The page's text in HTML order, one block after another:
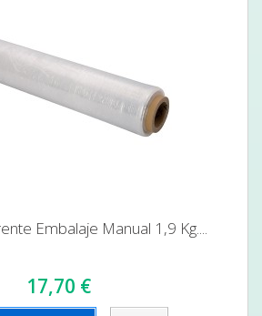
Embalaje Manual 1,9 Kg....
17,70 €